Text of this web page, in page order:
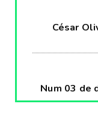
César
Num 03 de